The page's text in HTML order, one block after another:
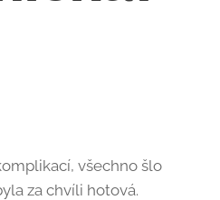
všechno šlo
za chvíli hotová. 👍